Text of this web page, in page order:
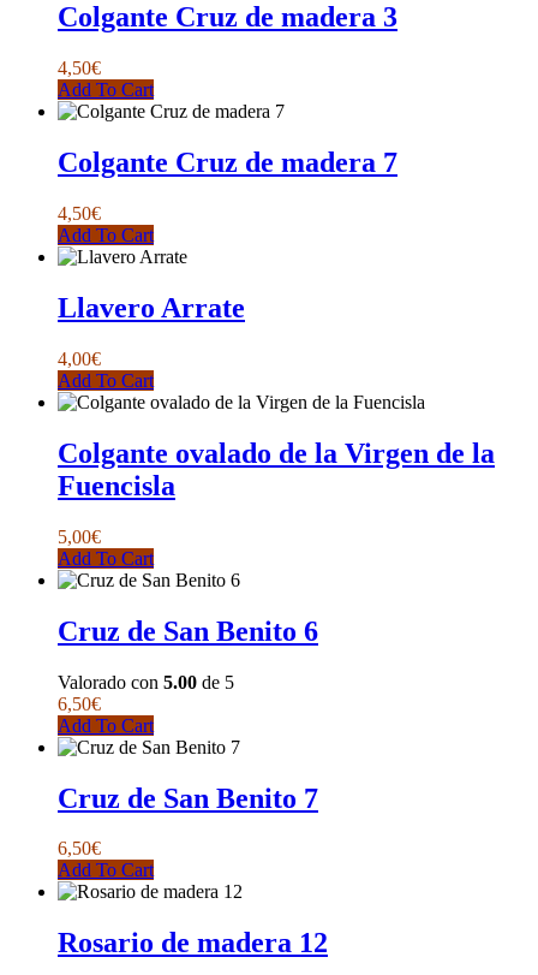
en
la
producto
Colgante Cruz de madera 3
4,50€
Add To Cart
Colgante Cruz de madera 7
4,50€
Add To Cart
Llavero Arrate
4,00€
Add To Cart
Colgante ovalado de la Virgen de la
Fuencisla
5,00€
Add To Cart
Cruz de San Benito 6
Valorado con 5.00 de 5
6,50€
Add To Cart
Cruz de San Benito 7
6,50€
Add To Cart
Rosario de madera 12